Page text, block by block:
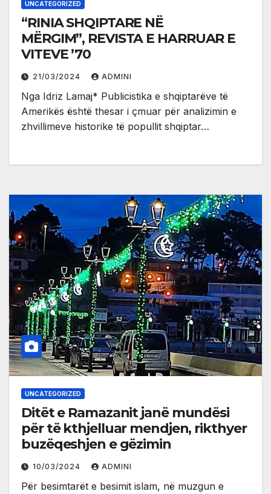
UNCATEGORIZED
“RINIA SHQIPTARE NË
MËRGIM”, REVISTA E HARRUAR E
VITEVE ’70
21/03/2024 ADMINI
Nga Idriz Lamaj* Publicistika e shqiptarëve të
Amerikës është thesar i çmuar për analizimin e
zhvillimeve historike të popullit shqiptar…
UNCATEGORIZED
Ditët e Ramazanit janë mundësi
për të kthjelluar mendjen, rikthyer
buzëqeshjen e gëzimin
10/03/2024 ADMINI
Për besimtarët e besimit islam, në muzgun e